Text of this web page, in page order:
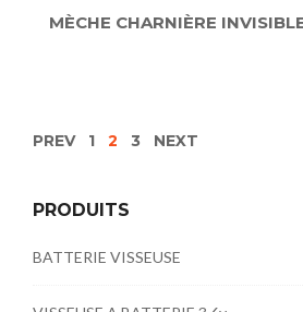
MÈCHE CHARNIÈRE
PREV 1 2 3 NEXT
PRODUITS
BATTERIE VISSEUSE